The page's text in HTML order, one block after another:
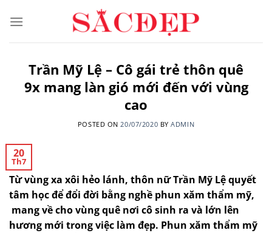
Trần Mỹ Lệ – Cô gái trẻ thôn quê
9x mang làn gió mới đến với vùng
cao
POSTED ON20/07/2020 BYADMIN
20
Th7
Từ vùng xa xôi hẻo lánh, thôn nữ Trần Mỹ Lệ quyết
tâm học đểđổi đời bằng nghề phun xăm thẩm mỹ,
mang về cho vùng quê nơi cô sinh ra và lớn lên
hương mới trong việc làm đẹp. Phun xăm thẩm mỹ